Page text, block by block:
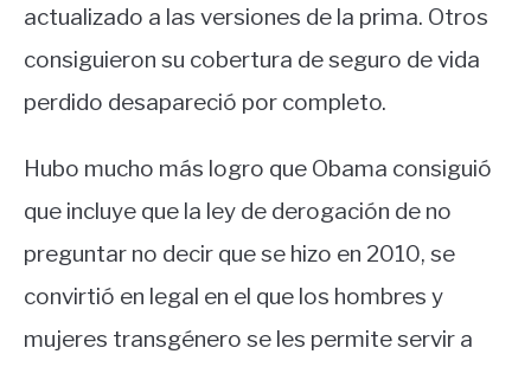
actualizado a las versiones de la prima. Otros
consiguieron su cobertura de seguro de vida
perdido desapareció por completo.
Hubo mucho más logro que Obama consiguió
que incluye que la ley de derogación de no
preguntar no decir que se hizo en 2010, se
convirtió en legal en el que los hombres y
mujeres transgénero se les permite servir a